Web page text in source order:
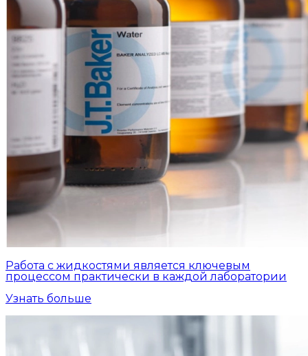
Работа с жидкостями является ключевым
процессом практически в каждой лаборатории
Узнать больше